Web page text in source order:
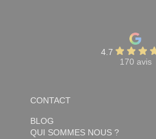
4.7
170 avis
CONTACT
BLOG
QUI SOMMES NOUS ?